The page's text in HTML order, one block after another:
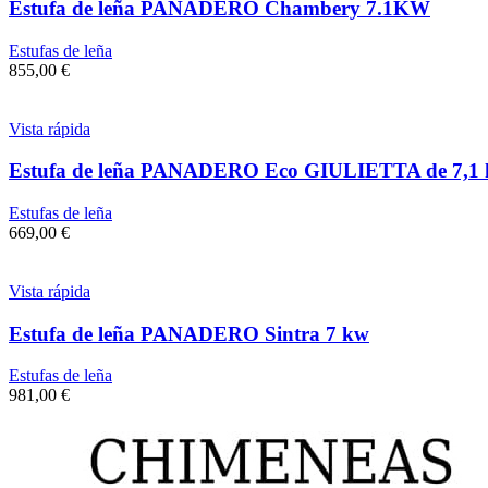
Estufa de leña PANADERO Chambery 7.1KW
Estufas de leña
855,00 €
Vista rápida
Estufa de leña PANADERO Eco GIULIETTA de 7,1
Estufas de leña
669,00 €
Vista rápida
Estufa de leña PANADERO Sintra 7 kw
Estufas de leña
981,00 €